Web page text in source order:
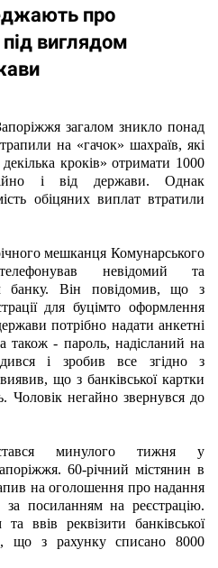
про
виглядом
загалом зникло понад
на «гачок» шахраїв, які
кроків» отримати 1000
і від держави. Однак
обіцяних виплат втратили
мешканця Комунарського
невідомий та
банку. Він повідомив, що з
для буцімто оформлення
потрібно надати анкетні
а також - пароль, надісланий на
і зробив все згідно з
що з банківської картки
Чоловік негайно звернувся до
минулого тижня у
60-річний містянин в
на оголошення про надання
посиланням на реєстрацію.
ввів реквізити банківської
що з рахунку списано 8000